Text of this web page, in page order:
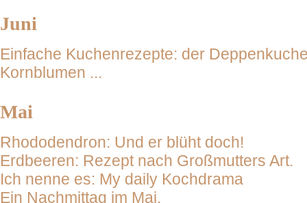
Juni
Einfache Kuchenrezepte: der
Kornblumen ...
Mai
Rhododendron: Und er blüht doch!
Erdbeeren: Rezept nach Großmutters Art.
Ich nenne es: My daily Kochdrama
Ein Nachmittag im Mai.